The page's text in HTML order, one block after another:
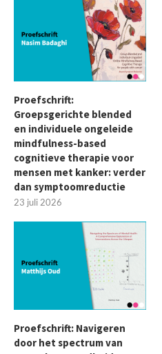
Proefschrift:
Groepsgerichte blended
en individuele ongeleide
mindfulness-based
cognitieve therapie voor
mensen met kanker: verder
dan symptoomreductie
23 juli 2026
Proefschrift: Navigeren
door het spectrum van